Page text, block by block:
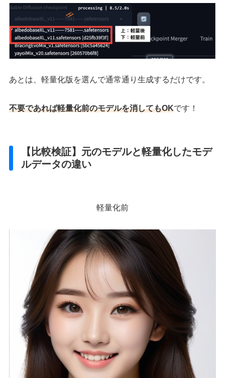
あとは、軽量化版を選んで通常通り生成するだけです。
不要であれば軽量化前のモデルを消してもOKです！
【比較検証】元のモデルと軽量化したモデ
ルデータの違い
軽量化前